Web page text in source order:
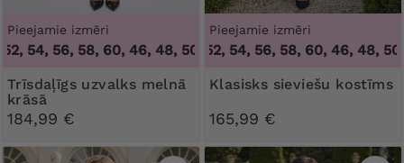
Pieejamie izmēri
54, 56, 58, 60, 46, 48, 50, 52, 54, 56, 58, 60
Trīsdaļīgs uzvalks melnā
krāsā
184,99 €
Pieejamie izmēri
46, 48, 50, 52, 54, 56, 58, 60, 46, 48,
Klasisks sieviešu kostīms
165,99 €